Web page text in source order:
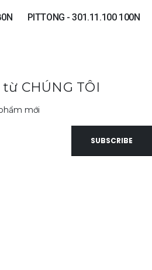
PITTONG - 301.11.100 100N
CHÚNG TÔI
mới